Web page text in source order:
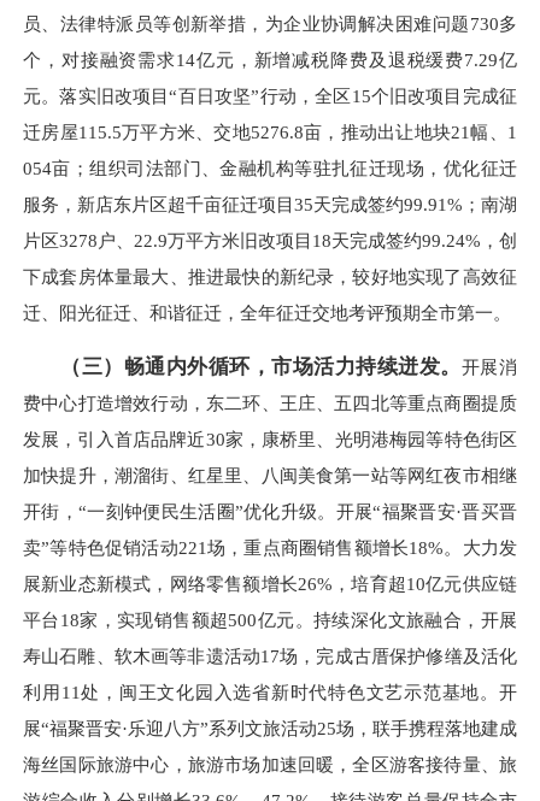
员、法律特派员等创新举措，为企业协调解决困难问题730多
个，对接融资需求14亿元，新增减税降费及退税缓费7.29亿
元。落实旧改项目“百日攻坚”行动，全区15个旧改项目完成征
迁房屋115.5万平方米、交地5276.8亩，推动出让地块21幅、1
054亩；组织司法部门、金融机构等驻扎征迁现场，优化征迁
服务，新店东片区超千亩征迁项目35天完成签约99.91%；南湖
片区3278户、22.9万平方米旧改项目18天完成签约99.24%，创
下成套房体量最大、推进最快的新纪录，较好地实现了高效征
迁、阳光征迁、和谐征迁，全年征迁交地考评预期全市第一。
（三）畅通内外循环，市场活力持续迸发。 开展消
费中心打造增效行动，东二环、王庄、五四北等重点商圈提质
发展，引入首店品牌近30家，康桥里、光明港梅园等特色街区
加快提升，潮溜街、红星里、八闽美食第一站等网红夜市相继
开街，“一刻钟便民生活圈”优化升级。开展“福聚晋安·晋买晋
卖”等特色促销活动221场，重点商圈销售额增长18%。大力发
展新业态新模式，网络零售额增长26%，培育超10亿元供应链
平台18家，实现销售额超500亿元。持续深化文旅融合，开展
寿山石雕、软木画等非遗活动17场，完成古厝保护修缮及活化
利用11处，闽王文化园入选省新时代特色文艺示范基地。开
展“福聚晋安·乐迎八方”系列文旅活动25场，联手携程落地建成
海丝国际旅游中心，旅游市场加速回暖，全区游客接待量、旅